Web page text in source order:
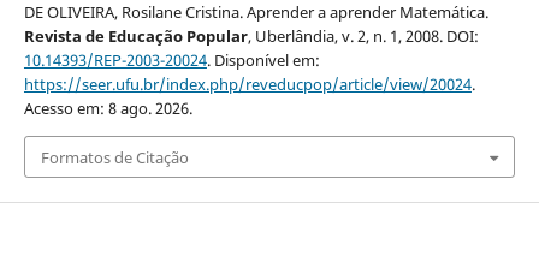
DE OLIVEIRA, Rosilane Cristina. Aprender a aprender Matemática.
Revista de Educação Popular, Uberlândia, v. 2, n. 1, 2008. DOI:
10.14393/REP-2003-20024. Disponível em:
https://seer.ufu.br/index.php/reveducpop/article/view/20024.
Acesso em: 8 ago. 2026.
Formatos de Citação